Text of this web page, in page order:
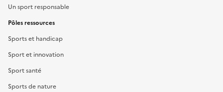
Un sport responsable
Pôles ressources
Sports et handicap
Sport et innovation
Sport santé
Sports de nature